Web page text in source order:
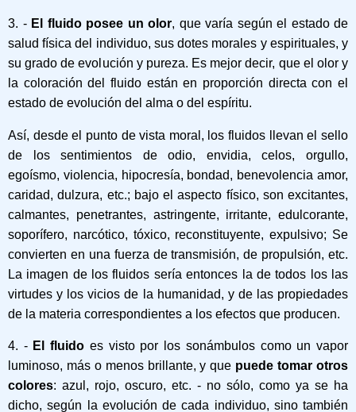
3. - El fluido posee un olor, que varía según el estado de
salud física del individuo, sus dotes morales y espirituales, y
su grado de evolución y pureza. Es mejor decir, que el olor y
la coloración del fluido están en proporción directa con el
estado de evolución del alma o del espíritu.
Así, desde el punto de vista moral, los fluidos llevan el sello
de los sentimientos de odio, envidia, celos, orgullo,
egoísmo, violencia, hipocresía, bondad, benevolencia amor,
caridad, dulzura, etc.; bajo el aspecto físico, son excitantes,
calmantes, penetrantes, astringente, irritante, edulcorante,
soporífero, narcótico, tóxico, reconstituyente, expulsivo; Se
convierten en una fuerza de transmisión, de propulsión, etc.
La imagen de los fluidos sería entonces la de todos los las
virtudes y los vicios de la humanidad, y de las propiedades
de la materia correspondientes a los efectos que producen.
4. - El fluido es visto por los sonámbulos como un vapor
luminoso, más o menos brillante, y que puede tomar otros
colores: azul, rojo, oscuro, etc. - no sólo, como ya se ha
dicho, según la evolución de cada individuo, sino también